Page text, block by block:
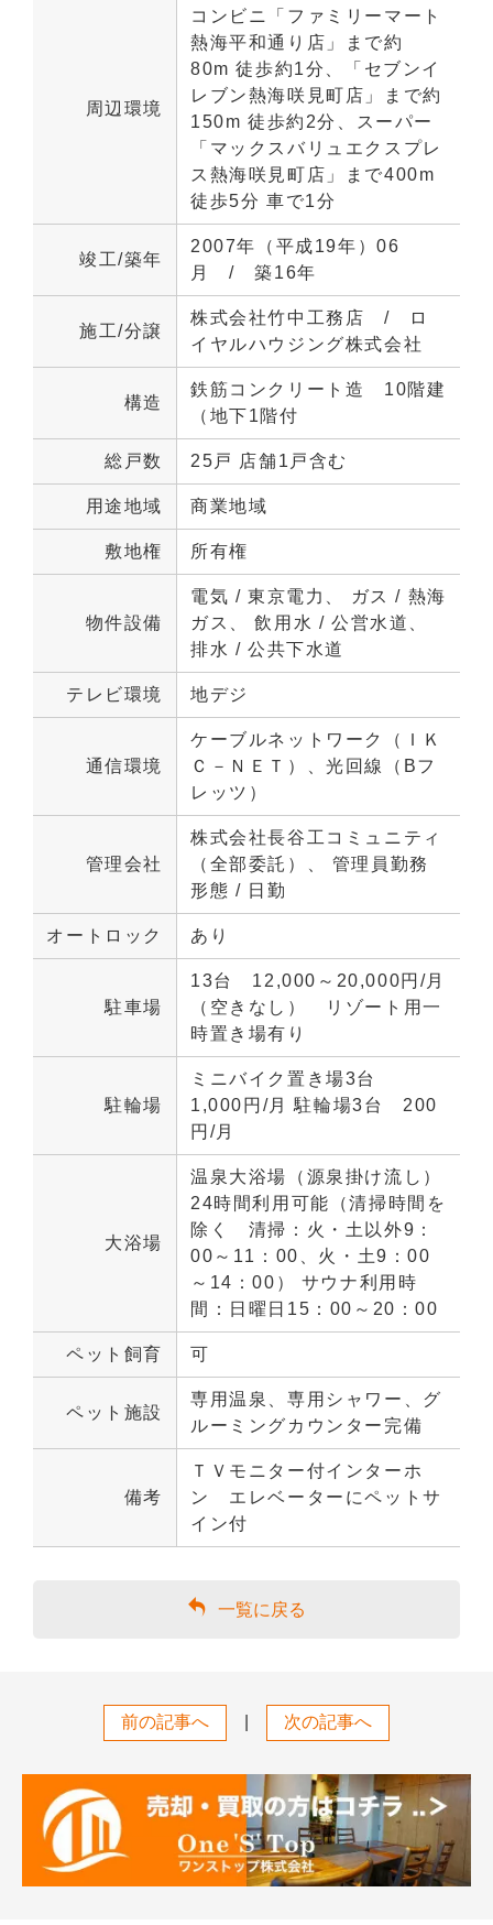
周辺環境
コンビニ「ファミリーマート
熱海平和通り店」まで約
80m 徒歩約1分、「セブンイ
レブン熱海咲見町店」まで約
150m 徒歩約2分、スーパー
「マックスバリュエクスプレ
ス熱海咲見町店」まで400m
徒歩5分 車で1分
竣工/築年
2007年（平成19年）06
月　/　築16年
施工/分譲
株式会社竹中工務店　/　ロ
イヤルハウジング株式会社
構造
鉄筋コンクリート造　10階建
（地下1階付
総戸数 25戸 店舗1戸含む
用途地域 商業地域
敷地権 所有権
物件設備
電気 / 東京電力、 ガス / 熱海
ガス、 飲用水 / 公営水道、
排水 / 公共下水道
テレビ環境 地デジ
通信環境
ケーブルネットワーク（ＩＫ
Ｃ－ＮＥＴ）、光回線（Bフ
レッツ）
管理会社
株式会社長谷工コミュニティ
（全部委託）、 管理員勤務
形態 / 日勤
オートロック あり
駐車場
13台　12,000～20,000円/月
（空きなし）　リゾート用一
時置き場有り
駐輪場
ミニバイク置き場3台
1,000円/月 駐輪場3台　200
円/月
大浴場
温泉大浴場（源泉掛け流し）
24時間利用可能（清掃時間を
除く　清掃：火・土以外9：
00～11：00、火・土9：00
～14：00） サウナ利用時
間：日曜日15：00～20：00
ペット飼育 可
ペット施設
専用温泉、専用シャワー、グ
ルーミングカウンター完備
備考
ＴＶモニター付インターホ
ン　エレベーターにペットサ
イン付
一覧に戻る
前の記事へ 次の記事へ